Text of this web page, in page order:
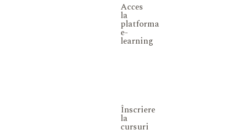
Acces
la
platforma
e-
learning
Înscriere
la
cursuri